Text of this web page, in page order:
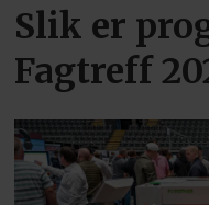
Slik er
Fagtreff